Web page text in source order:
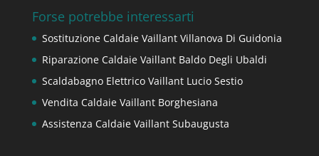
Forse potrebbe interessarti
Sostituzione Caldaie Vaillant Villanova Di Guidonia
Riparazione Caldaie Vaillant Baldo Degli Ubaldi
Scaldabagno Elettrico Vaillant Lucio Sestio
Vendita Caldaie Vaillant Borghesiana
Assistenza Caldaie Vaillant Subaugusta